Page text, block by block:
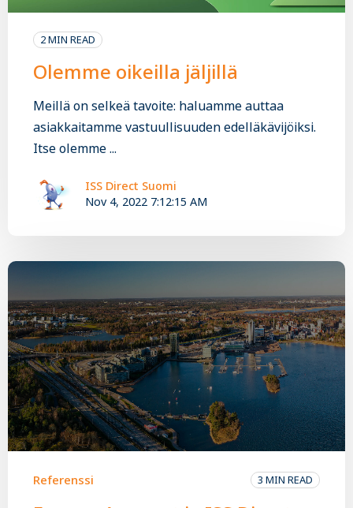
2 MIN READ
Olemme oikeilla jäljillä
Meillä on selkeä tavoite: haluamme auttaa
asiakkaitamme vastuullisuuden edelläkävijöiksi.
Itse olemme ...
ISS Direct Suomi
Nov 4, 2022 7:12:15 AM
Referenssi 3 MIN READ